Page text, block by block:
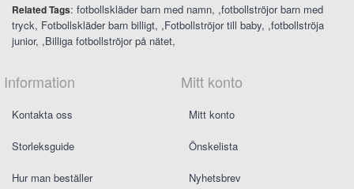
Related Tags: fotbollskläder barn med namn ,fotbollströjor barn med
tryck Fotbollskläder barn billigt ,Fotbollströjor till baby ,fotbollströja
junior ,Billiga fotbollströjor på nätet
Information
Kontakta oss
Storleksguide
Hur man beställer
Mitt konto
Mitt konto
Önskelista
Nyhetsbrev